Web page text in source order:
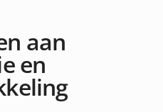
aan
en